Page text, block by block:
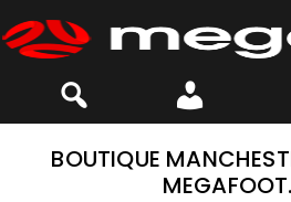
BOUTIQUE